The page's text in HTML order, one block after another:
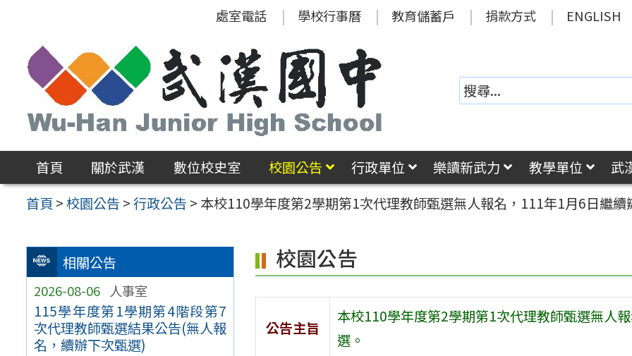
區
處室電話 學校行事曆 教育儲蓄戶 捐款方式 ENGLISH
首頁 關於武漢 數位校史室 校園公告 行政單位 樂讀新武力 教學單位
武
首頁 >校園公告 >行政公告 > 本校110學年度第2學期第1次代理教師甄選無人報名，111年1月6日繼
相關公告
2026-08-06 人事室
115學年度第1學期第4階段第7
次代理教師甄選結果公告(無人報
名，續辦下次甄選)
校園公告
公告主旨
本校110學年度第2學期第1次代理教師甄選無人
選。